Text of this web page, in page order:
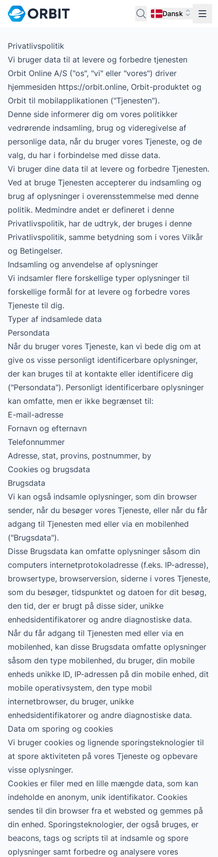
Dansk
Privatlivspolitik
Vi bruger data til at levere og forbedre tjenesten
Orbit Online A/S ("os", "vi" eller "vores") driver
hjemmesiden https://orbit.online, Orbit-produktet og
Orbit til mobilapplikationen ("Tjenesten").
Denne side informerer dig om vores politikker
vedrørende indsamling, brug og videregivelse af
personlige data, når du bruger vores Tjeneste, og de
valg, du har i forbindelse med disse data.
Vi bruger dine data til at levere og forbedre Tjenesten.
Ved at bruge Tjenesten accepterer du indsamling og
brug af oplysninger i overensstemmelse med denne
politik. Medmindre andet er defineret i denne
Privatlivspolitik, har de udtryk, der bruges i denne
Privatlivspolitik, samme betydning som i vores Vilkår
og Betingelser.
Indsamling og anvendelse af oplysninger
Vi indsamler flere forskellige typer oplysninger til
forskellige formål for at levere og forbedre vores
Tjeneste til dig.
Typer af indsamlede data
Persondata
Når du bruger vores Tjeneste, kan vi bede dig om at
give os visse personligt identificerbare oplysninger,
der kan bruges til at kontakte eller identificere dig
("Persondata"). Personligt identificerbare oplysninger
kan omfatte, men er ikke begrænset til:
E-mail-adresse
Fornavn og efternavn
Telefonnummer
Adresse, stat, provins, postnummer, by
Cookies og brugsdata
Brugsdata
Vi kan også indsamle oplysninger, som din browser
sender, når du besøger vores Tjeneste, eller når du får
adgang til Tjenesten med eller via en mobilenhed
("Brugsdata").
Disse Brugsdata kan omfatte oplysninger såsom din
computers internetprotokoladresse (f.eks. IP-adresse),
browsertype, browserversion, siderne i vores Tjeneste,
som du besøger, tidspunktet og datoen for dit besøg,
den tid, der er brugt på disse sider, unikke
enhedsidentifikatorer og andre diagnostiske data.
Når du får adgang til Tjenesten med eller via en
mobilenhed, kan disse Brugsdata omfatte oplysninger
såsom den type mobilenhed, du bruger, din mobile
enheds unikke ID, IP-adressen på din mobile enhed, dit
mobile operativsystem, den type mobil
internetbrowser, du bruger, unikke
enhedsidentifikatorer og andre diagnostiske data.
Data om sporing og cookies
Vi bruger cookies og lignende sporingsteknologier til
at spore aktiviteten på vores Tjeneste og opbevare
visse oplysninger.
Cookies er filer med en lille mængde data, som kan
indeholde en anonym, unik identifikator. Cookies
sendes til din browser fra et websted og gemmes på
din enhed. Sporingsteknologier, der også bruges, er
beacons, tags og scripts til at indsamle og spore
oplysninger samt forbedre og analysere vores